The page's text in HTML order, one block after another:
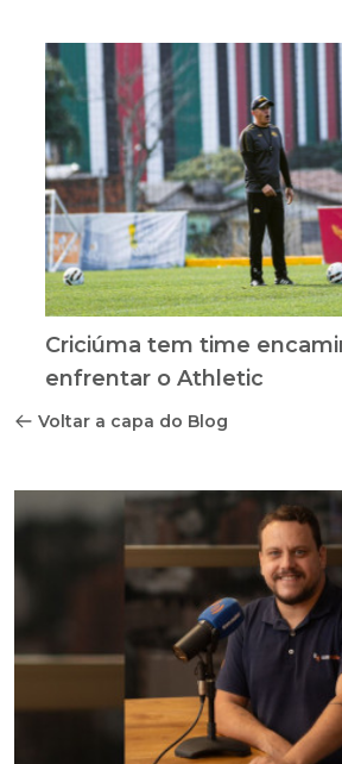
Criciúma tem time
enfrentar o Athletic
Voltar a capa do Blog